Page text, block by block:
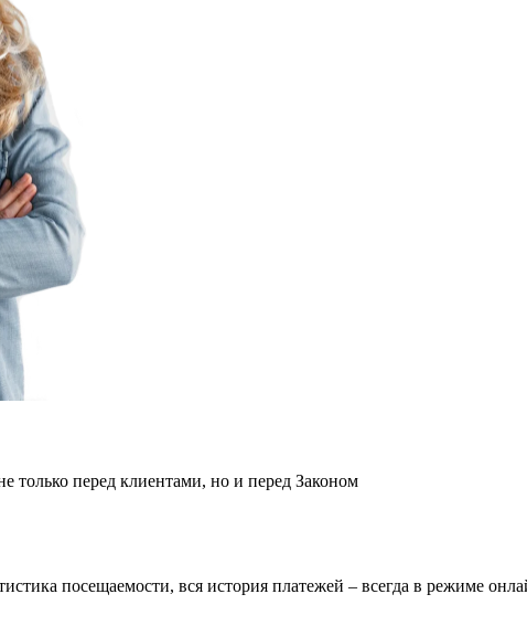
только перед клиентами, но и перед Законом
посещаемости, вся история платежей – всегда в режиме